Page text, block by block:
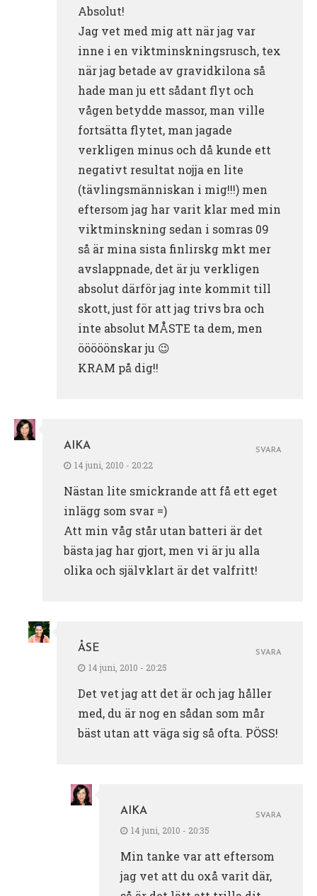
Absolut!
Jag vet med mig att när jag var
inne i en viktminskningsrusch, tex
när jag betade av gravidkilona så
hade man ju ett sådant flyt och
vågen betydde massor, man ville
fortsätta flytet, man jagade
verkligen minus och då kunde ett
negativt resultat nojja en lite
(tävlingsmänniskan i mig!!!) men
eftersom jag har varit klar med min
viktminskning sedan i somras 09
så är mina sista finlirskg mkt mer
avslappnade, det är ju verkligen
absolut därför jag inte kommit till
skott, just för att jag trivs bra och
inte absolut MÅSTE ta dem, men
ööööönskar ju 😉
KRAM på dig!!
AIKA
14 juni, 2010 - 20:22
Nästan lite smickrande att få ett eget
inlägg som svar =)
Att min våg står utan batteri är det
bästa jag har gjort, men vi är ju alla
olika och självklart är det valfritt!
SVARA
ÅSE
14 juni, 2010 - 20:25
Det vet jag att det är och jag håller
med, du är nog en sådan som mår
bäst utan att väga sig så ofta. PÖSS!
SVARA
AIKA
14 juni, 2010 - 20:35
Min tanke var att eftersom
jag vet att du oxå varit där,
SVARA